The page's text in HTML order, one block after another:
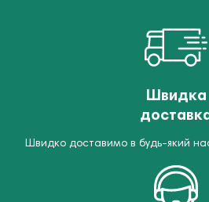
Швидка
Швидко доставимо в будь-який